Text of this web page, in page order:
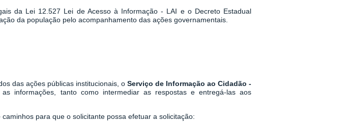
da Lei 12.527 Lei de Acesso à Informação - LAI e o Decreto Estadual
da população pelo acompanhamento das ações governamentais.
das ações públicas institucionais, o Serviço de Informação ao Cidadão -
as informações, tanto como intermediar as respostas e entregá-las aos
para que o solicitante possa efetuar a solicitação: